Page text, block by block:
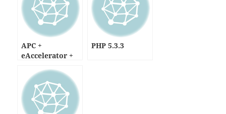
APC +
eAccelerator +
PHP 5.3.3